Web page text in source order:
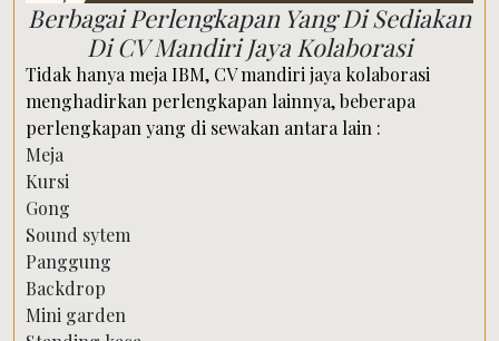
Berbagai Perlengkapan Yang Di Sediakan
Di CV Mandiri Jaya Kolaborasi
Tidak hanya meja IBM, CV mandiri jaya kolaborasi
menghadirkan perlengkapan lainnya, beberapa
perlengkapan yang di sewakan antara lain :
Meja
Kursi
Gong
Sound sytem
Panggung
Backdrop
Mini garden